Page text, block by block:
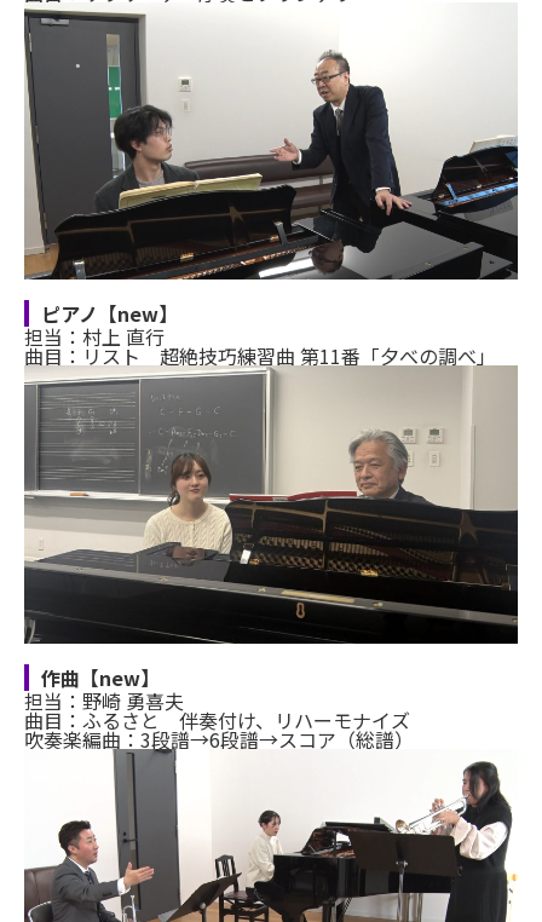
ピアノ【new】
担当：村上 直行
曲目：リスト 超絶技巧練習曲 第11番「夕べの調べ」
作曲【new】
担当：野崎 勇喜夫
曲目：ふるさと 伴奏付け、リハーモナイズ
吹奏楽編曲：3段譜→6段譜→スコア（総譜）